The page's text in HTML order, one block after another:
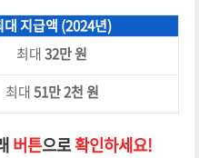
대 지급액 (2024년)
최대32만 원
최대51만 2천 원
버튼으로확인하세요!